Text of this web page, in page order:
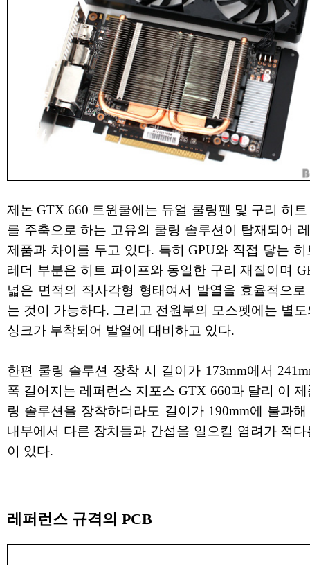
제논 GTX 660 트윈쿨에는 듀얼 쿨링팬 및 구리 히
를 주축으로 하는 고유의 쿨링 솔루션이 탑재되어
제품과 차이를 두고 있다. 특히 GPU와 직접 닿는
레더 부분은 히트 파이프와 동일한 구리 재질이며
넓은 면적의 직사각형 형태여서 발열을 효율적으로
는 것이 가능하다. 그리고 전원부의 모스펫에는 별
싱크가 부착되어 발열에 대비하고 있다.
한편 쿨링 솔루션 장착 시 길이가 173mm에서
폭 길어지는 레퍼런스 지포스 GTX 660과 달리 이
링 솔루션을 장착하더라도 길이가 190mm에 불과
내부에서 다른 장치들과 간섭을 일으킬 염려가 적
이 있다.
레퍼런스 규격의 PCB